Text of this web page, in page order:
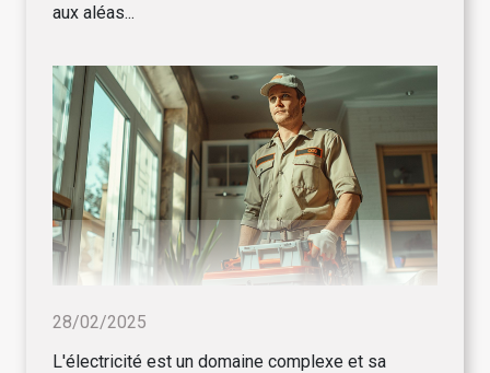
aux aléas...
28/02/2025
L'électricité est un domaine complexe et sa